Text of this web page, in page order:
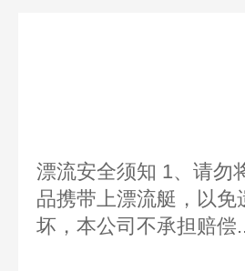
漂流安全须知 1、请勿
品携带上漂流艇，以
坏，本公司不承担赔偿